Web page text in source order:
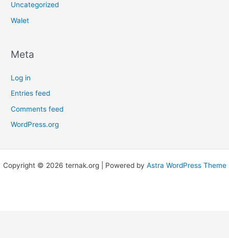
Uncategorized
Walet
Meta
Log in
Entries feed
Comments feed
WordPress.org
Copyright © 2026 ternak.org | Powered by Astra WordPress Theme